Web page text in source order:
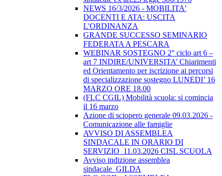
NEWS 16/3/2026 - MOBILITA'
DOCENTI E ATA: USCITA
L'ORDINANZA
GRANDE SUCCESSO SEMINARIO
FEDERATA A PESCARA
WEBINAR SOSTEGNO 2° ciclo art 6 –
art 7 INDIRE/UNIVERSITA’ Chiarimenti
ed Orientamento per iscrizione ai percorsi
di specializzazione sostegno LUNEDI’ 16
MARZO ORE 18.00
(FLC CGIL) Mobilità scuola: si comincia
il 16 marzo
Azione di sciopero generale 09.03.2026 -
Comunicazione alle famiglie
AVVISO DI ASSEMBLEA
SINDACALE IN ORARIO DI
SERVIZIO_11.03.2026 CISL SCUOLA
Avviso indizione assemblea
sindacale_GILDA